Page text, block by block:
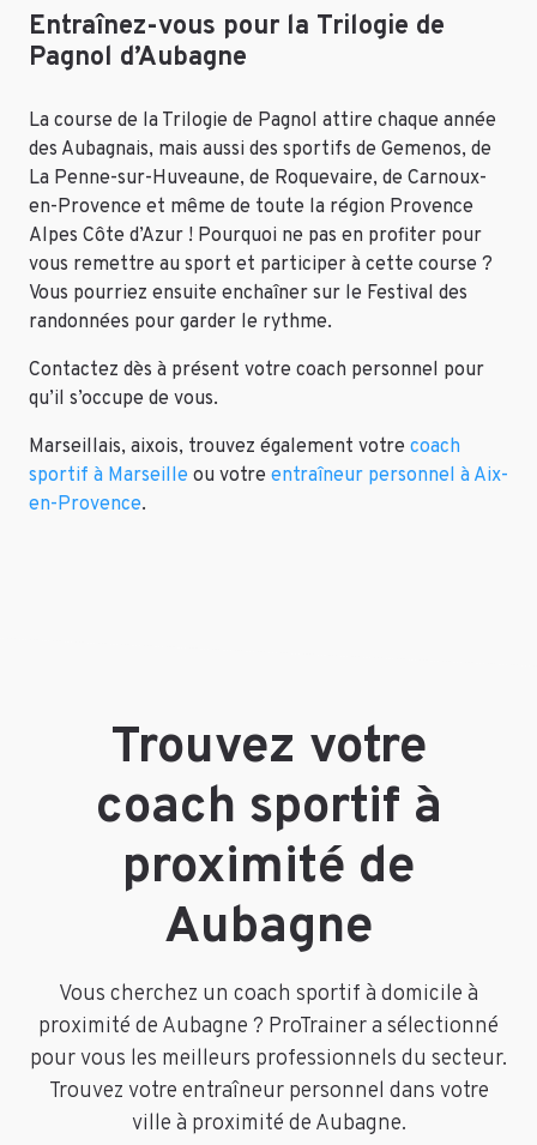
Entraînez-vous pour la Trilogie de
Pagnol d’Aubagne
La course de la Trilogie de Pagnol attire chaque année
des Aubagnais, mais aussi des sportifs de Gemenos, de
La Penne-sur-Huveaune, de Roquevaire, de Carnoux-
en-Provence et même de toute la région Provence
Alpes Côte d’Azur ! Pourquoi ne pas en profiter pour
vous remettre au sport et participer à cette course ?
Vous pourriez ensuite enchaîner sur le Festival des
randonnées pour garder le rythme.
Contactez dès à présent votre coach personnel pour
qu’il s’occupe de vous.
Marseillais, aixois, trouvez également votre coach
sportif à Marseille ou votre entraîneur personnel à Aix-
en-Provence.
Trouvez votre
coach sportif à
proximité de
Aubagne
Vous cherchez un coach sportif à domicile à
proximité de Aubagne ? ProTrainer a sélectionné
pour vous les meilleurs professionnels du secteur.
Trouvez votre entraîneur personnel dans votre
ville à proximité de Aubagne.